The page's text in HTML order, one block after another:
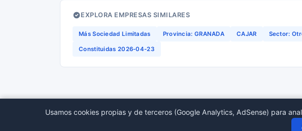
EXPLORA EMPRESAS SIMILARES
Más Sociedad Limitadas Provincia: GRANADA CAJAR Sector:
Constituidas 2026-04-23
Usamos cookies propias y de terceros (Google Analytics, AdSense) para